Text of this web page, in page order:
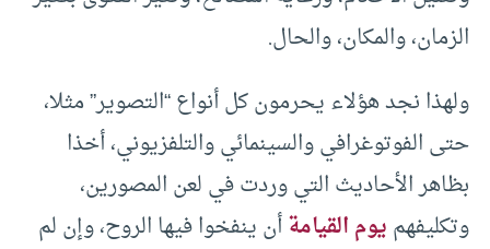
الزمان، والمكان، والحال.
ولهذا نجد هؤلاء يحرمون كل أنواع “التصوير” مثلا،
حتى الفوتوغرافي والسينمائي والتلفزيوني، أخذا
بظاهر الأحاديث التي وردت في لعن المصورين،
وتكليفهميوم القيامةأن ينفخوا فيها الروح، وإن لم